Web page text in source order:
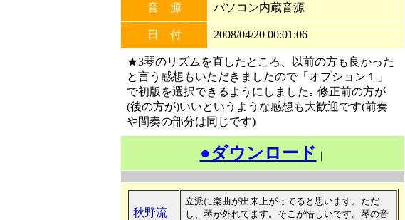
音 源 パソコン内蔵音源
日 付 2008/04/20 00:01:06
★3琴のリズムを直したところ、以前の方も良かった
と言う感想もいただきましたので「オプション１」
で初版を選択できるようにしました｡ 修正前の方が
(後の方が)いいというような感想も大歓迎です(前奏
や間奏の部分は同じです)
●ダウンロード ｜
秋野流
立派に楽曲が出来上がってると思います。ただ
し、琴が外れてます。そこが惜しいです。琴の音